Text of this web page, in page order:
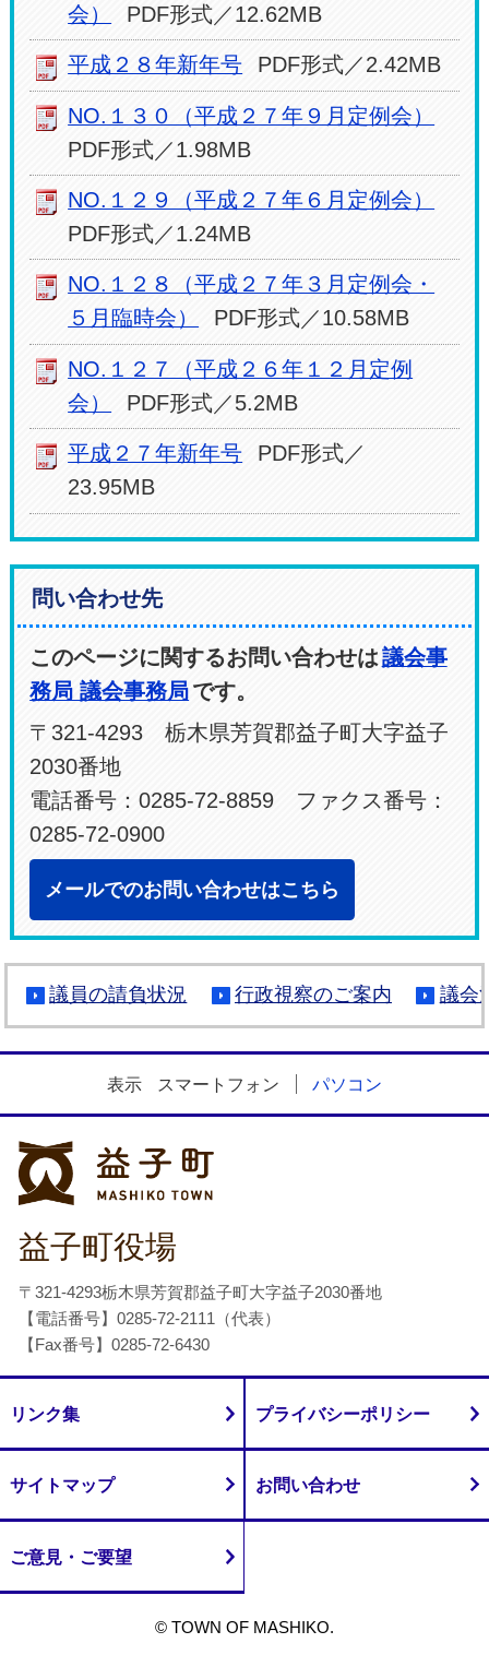
会）
PDF形式／12.62MB
平成２８年新年号 PDF形式／2.42MB
NO.１３０（平成２７年９月定例会）
PDF形式／1.98MB
NO.１２９（平成２７年６月定例会）
PDF形式／1.24MB
NO.１２８（平成２７年３月定例会・
５月臨時会）
PDF形式／10.58MB
NO.１２７（平成２６年１２月定例
会）
PDF形式／5.2MB
平成２７年新年号
PDF形式／
23.95MB
問い合わせ先
このページに関するお問い合わせは議会事
務局 議会事務局です。
〒321-4293 栃木県芳賀郡益子町大字益子
2030番地
電話番号：0285-72-8859 ファクス番号：
0285-72-0900
メールでのお問い合わせはこちら
議員の請負状況 行政視察のご案内 議会
表示 スマートフォン パソコン
益子町役場
〒321-4293栃木県芳賀郡益子町大字益子2030番地
【電話番号】0285-72-2111（代表）
【Fax番号】0285-72-6430
リンク集 プライバシーポリシー
サイトマップ お問い合わせ
ご意見・ご要望
© TOWN OF MASHIKO.